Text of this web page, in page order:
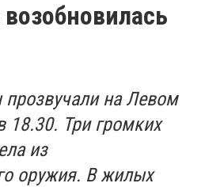
на Левом
18.30. Три громких
из
оружия. В жилых